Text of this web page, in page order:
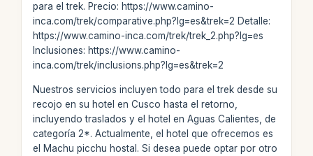
para el trek. Precio: https://www.camino-
inca.com/trek/comparative.php?lg=es&trek=2 Detalle:
https://www.camino-inca.com/trek/trek_2.php?lg=es
Inclusiones: https://www.camino-
inca.com/trek/inclusions.php?lg=es&trek=2
Nuestros servicios incluyen todo para el trek desde su
recojo en su hotel en Cusco hasta el retorno,
incluyendo traslados y el hotel en Aguas Calientes, de
categoría 2*. Actualmente, el hotel que ofrecemos es
el Machu picchu hostal. Si desea puede optar por otro